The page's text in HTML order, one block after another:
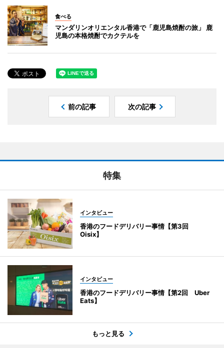
食べる
マンダリンオリエンタル香港で「鹿児島焼酎の旅」 鹿
児島の本格焼酎でカクテルを
前の記事 次の記事
特集
インタビュー
香港のフードデリバリー事情【第3回
Oisix】
インタビュー
香港のフードデリバリー事情【第2回 Uber
Eats】
もっと見る